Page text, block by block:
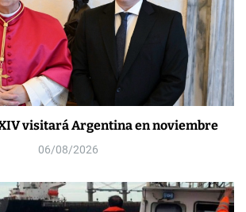
visitará Argentina en noviembre
06/08/2026